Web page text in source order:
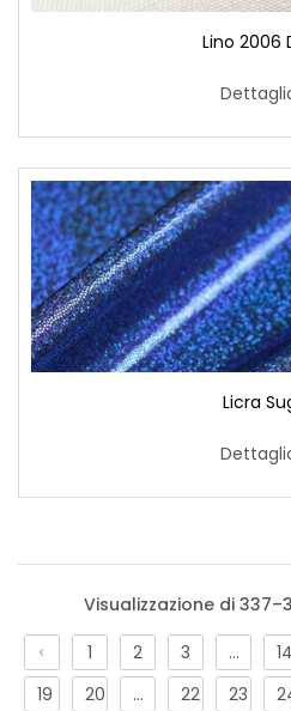
Lino 2006
Licra
Maglina
Visualizzazione di
1
2 3 … 14
19
20 … 22 23